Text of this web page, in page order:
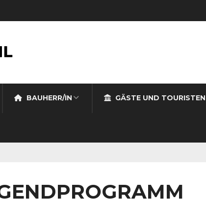
BAUHERR/IN GÄSTE UND TOURISTEN